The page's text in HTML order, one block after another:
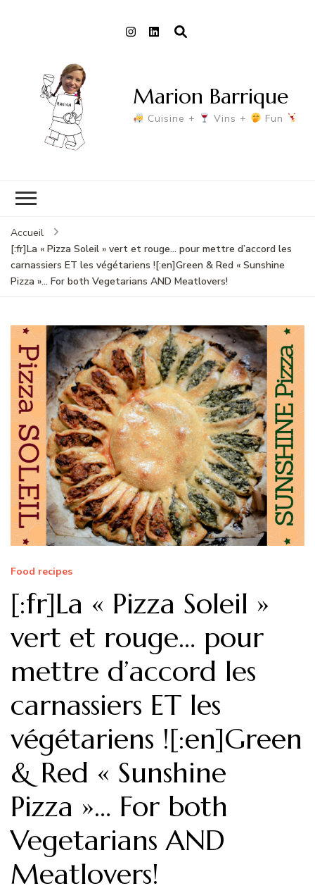
Marion Barrique
Cuisine + Vins + Fun
Accueil
[:fr]La « Pizza Soleil » vert et rouge… pour mettre d’accord les
carnassiers ET les végétariens ![:en]Green & Red « Sunshine
Pizza »… For both Vegetarians AND Meatlovers!
Food recipes
[:fr]La « Pizza Soleil »
vert et rouge… pour
mettre d’accord les
carnassiers ET les
végétariens ![:en]Green
& Red « Sunshine
Pizza »… For both
Vegetarians AND
Meatlovers!